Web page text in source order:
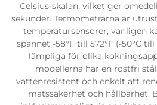
Celsius-skalan, vilket ger
sekunder. Termometrarna är
temperatursensorer, vanligen
spannet -58°F till 572°F (-50°C
lämpliga för olika
modellerna har en rostfri
vattenresistent och enkelt att
matssäkerhet och hållbarhet.